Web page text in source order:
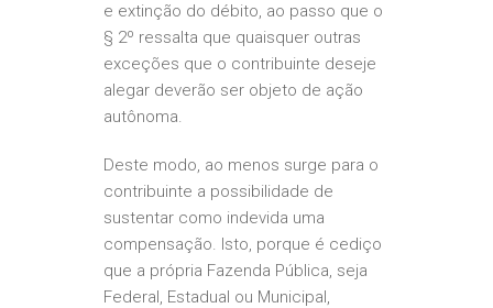
e extinção do débito, ao passo que o
§ 2º ressalta que quaisquer outras
exceções que o contribuinte deseje
alegar deverão ser objeto de ação
autônoma.
Deste modo, ao menos surge para o
contribuinte a possibilidade de
sustentar como indevida uma
compensação. Isto, porque é cediço
que a própria Fazenda Pública, seja
Federal, Estadual ou Municipal,